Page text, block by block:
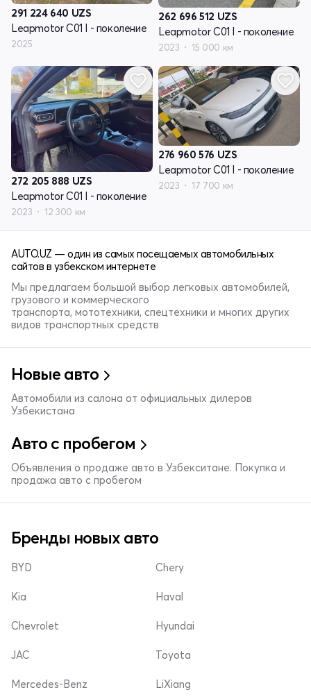
291 224 640 UZS
Leapmotor C01 I - поколение
2025
262 696 512 UZS
Leapmotor C01 I - поколение
2023 15 000 км
272 205 888 UZS
Leapmotor C01 I - поколение
2023 12 300 км
276 960 576 UZS
Leapmotor C01 I - поколение
2023 17 700 км
AUTO.UZ — один из самых посещаемых автомобильных
сайтов в узбекском интернете
Мы предлагаем большой выбор легковых автомобилей,
грузового и коммерческого
транспорта, мототехники, спецтехники и многих других
видов транспортных средств
Новые авто
Автомобили из салона от официальных дилеров
Узбекистана
Авто с пробегом
Объявления о продаже авто в Узбекситане. Покупка и
продажа авто с пробегом
Бренды новых авто
BYD
Kia
Chevrolet
Chery
Haval
Hyundai
JAC
Mercedes-Benz
Toyota
LiXiang